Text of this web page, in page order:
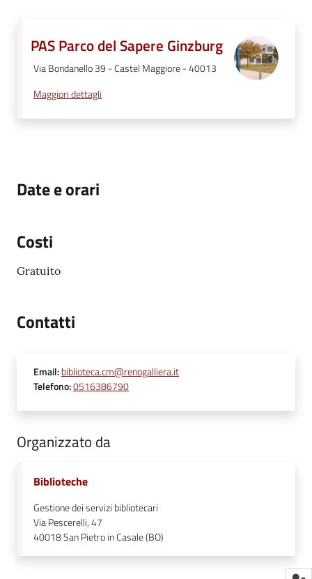
PAS Parco del Sapere Ginzburg
Via Bondanello 39 - Castel Maggiore - 40013
Maggiori dettagli
Date e orari
Costi
Gratuito
Contatti
Email:biblioteca.cm@renogalliera.it
Telefono:0516386790
Organizzato da
Biblioteche
Gestione dei servizi bibliotecari
Via Pescerelli, 47
40018San Pietro in Casale (BO)